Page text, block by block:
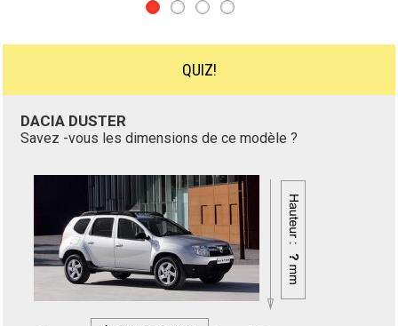
QUIZ!
DACIA SANDERO
Savez -vous les dimensions de ce modèle ?